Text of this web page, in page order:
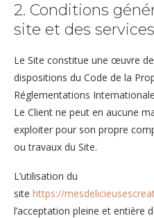
2. Conditions
site et des
Le Site constitue une œuvre
dispositions du Code de la
Réglementations
Le Client ne peut en aucune
exploiter pour son propre
ou travaux du Site.
L’utilisation du
site https://
l’acceptation pleine et entière